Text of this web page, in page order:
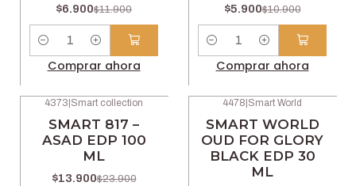
$6.900$11.900
Cantidad
Comprar ahora
$5.900$10.900
Cantidad
Comprar ahora
4373|Smart collection
SMART 817 –
ASAD EDP 100
ML
$13.900$23.900
4478|Smart World
SMART WORLD
OUD FOR GLORY
BLACK EDP 30
ML